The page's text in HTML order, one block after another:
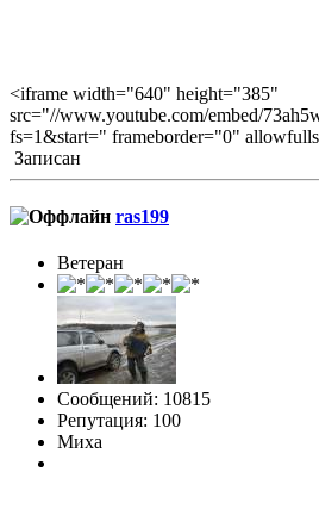
<iframe width="640" height="385"
src="//www.youtube.com/embed/
fs=1&start=" frameborder="0"
Записан
ras199
Ветеран
Сообщений: 10815
Репутация: 100
Миха